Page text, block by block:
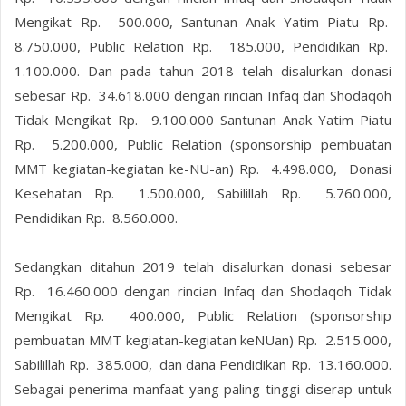
Mengikat Rp. 500.000, Santunan Anak Yatim Piatu Rp.
8.750.000, Public Relation Rp. 185.000, Pendidikan Rp.
1.100.000. Dan pada tahun 2018 telah disalurkan donasi
sebesar Rp. 34.618.000 dengan rincian Infaq dan Shodaqoh
Tidak Mengikat Rp. 9.100.000 Santunan Anak Yatim Piatu
Rp. 5.200.000, Public Relation (sponsorship pembuatan
MMT kegiatan-kegiatan ke-NU-an) Rp. 4.498.000, Donasi
Kesehatan Rp. 1.500.000, Sabilillah Rp. 5.760.000,
Pendidikan Rp. 8.560.000.
Sedangkan ditahun 2019 telah disalurkan donasi sebesar
Rp. 16.460.000 dengan rincian Infaq dan Shodaqoh Tidak
Mengikat Rp. 400.000, Public Relation (sponsorship
pembuatan MMT kegiatan-kegiatan keNUan) Rp. 2.515.000,
Sabilillah Rp. 385.000, dan dana Pendidikan Rp. 13.160.000.
Sebagai penerima manfaat yang paling tinggi diserap untuk